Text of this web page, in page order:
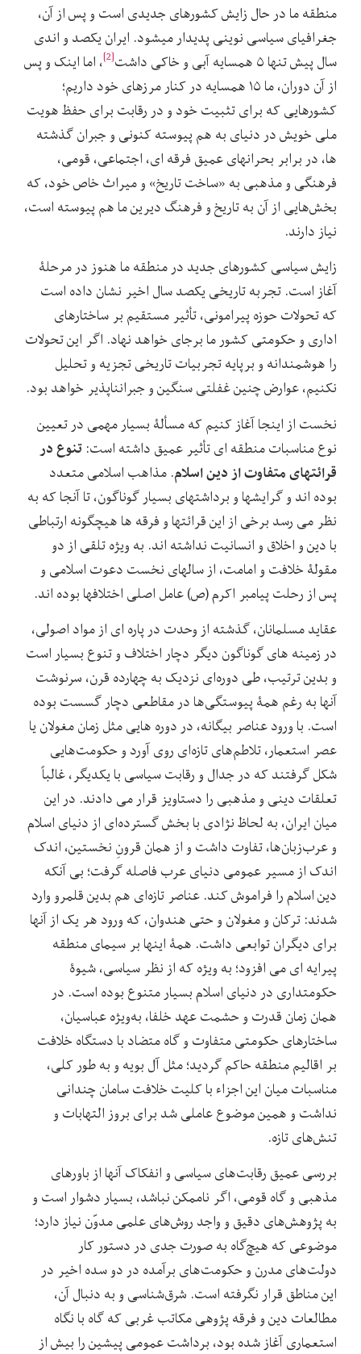
منطقه ما در حال زایش کشورهای جدیدی است و پس از آن،
جغرافیای سیاسی نوینی پدیدار می‏شود. ایران یکصد و اندی
سال پیش تنها ۵ همسایه آبی و خاکی داشت
[2] ، اما اینک و پس
از آن دوران، ما ۱۵ همسایه در کنار مرزهای خود داریم؛
کشورهایی که برای تثبیت خود و در رقابت برای حفظ هویت
ملی خویش در دنیای به هم پیوسته کنونی و جبران گذشته‏
ها، در برابر بحران‏های عمیق فرقه ‏ای، اجتماعی، قومی،
فرهنگی و مذهبی به «ساخت تاریخ» و میراث خاص خود، که
بخش‌هایی از آن به تاریخ و فرهنگ دیرین ما هم پیوسته است،
نیاز دارند.
زایش سیاسی کشورهای جدید در منطقه ما هنوز در مرحلۀ
آغاز است. تجربه تاریخی یکصد سال اخیر نشان داده است
که تحولات حوزه پیرامونی، تأثیر مستقیم بر ساختارهای
اداری و حکومتی کشور ما برجای خواهد نهاد. اگر این تحولات
را هوشمندانه و برپایه تجربیات تاریخی تجزیه و تحلیل
نکنیم، عوارض چنین غفلتی سنگین و جبران‏ناپذیر خواهد بود.
نخست از اینجا آغاز کنیم که مسألۀ بسیار مهمی در تعیین
نوع مناسبات منطقه‏ ای تأثیر عمیق داشته است: تنوع در
قرائت‏های متفاوت از دین اسلام. مذاهب اسلامی متعدد
بوده اند و گرایش‏ها و برداشت‏های بسیار گوناگون، تا آنجا که به
نظر می رسد برخی از این قرائت‏ها و فرقه ‏ها هیچ‏گونه ارتباطی
با دین و اخلاق و انسانیت نداشته اند. به ویژه تلقی از دو
مقولۀ خلافت و امامت، از سال‏های نخست دعوت اسلامی و
پس از رحلت پیامبر اکرم (ص) عامل اصلی اختلاف‏ها بوده ‏اند.
عقاید مسلمانان، گذشته از وحدت در پاره‏ ای از مواد اصولی،
در زمینه ‏های گوناگون دیگر دچار اختلاف و تنوع بسیار است
و بدین ترتیب، طی دوره‌ای نزدیک به چهارده قرن، سرنوشت
آنها به‏ رغم همۀ پیوستگی‌ها در مقاطعی دچار گسست بوده
است. با ورود عناصر بیگانه، در دوره ‏هایی مثل زمان مغولان یا
عصر استعمار، تلاطم‌های تازه‌ای روی آورد و حکومت‌هایی
شکل گرفتند که در جدال و رقابت سیاسی با یکدیگر، غالباً
تعلقات دینی و مذهبی را دستاویز قرار می دادند. در این
میان ایران، به لحاظ نژادی با بخش گسترده‌ای از دنیای اسلام
و عرب‌زبان‌ها، تفاوت داشت و از همان قرونِ نخستین، اندک
اندک از مسیر عمومی دنیای عرب فاصله گرفت؛ بی‏ آنکه
دین اسلام را فراموش کند. عناصر تازه‌ای هم بدین قلمرو وارد
شدند: ترکان و مغولان و حتی هندوان، که ورود هر یک از آنها
برای دیگران توابعی داشت. همۀ اینها بر سیمای منطقه
پیرایه ‏ای می ‏افزود؛ به‏ ویژه که از نظر سیاسی، شیوۀ
حکومتداری در دنیای اسلام بسیار متنوع بوده است. در
همان زمان قدرت و حشمت عهد خلفا، به‌ویژه عباسیان،
ساختارهای حکومتی متفاوت و گاه متضاد با دستگاه خلافت
بر اقالیم منطقه حاکم گردید؛ مثل آل بویه و به طور کلی،
مناسبات میان این اجزاء با کلیت خلافت سامان چندانی
نداشت و همین موضوع عاملی شد برای بروز التهابات و
تنش‌های تازه.
بررسی عمیق رقابت‌های سیاسی و انفکاک آنها از باورهای
مذهبی و گاه قومی، اگر ناممکن نباشد، بسیار دشوار است و
به پژوهش‌های دقیق و واجد روش‌های علمی مدوّن نیاز دارد؛
موضوعی که هیچ‌گاه به صورت جدی در دستور کار
دولت‌های مدرن و حکومت‌های برآمده در دو سده اخیر در
این مناطق قرار نگرفته است. شرق‌شناسی و به دنبال آن،
مطالعات دین و فرقه ‏پژوهی مکاتب غربی که گاه با نگاه
استعماری آغاز شده بود، برداشت عمومی پیشین را بیش از